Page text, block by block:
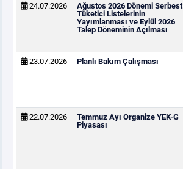
24.07.2026
Ağustos 2026 Dönemi Serbest
Tüketici Listelerinin
Yayımlanması ve Eylül 2026
Talep Döneminin Açılması
23.07.2026 Planlı Bakım Çalışması
22.07.2026
Temmuz Ayı Organize YEK-G
Piyasası